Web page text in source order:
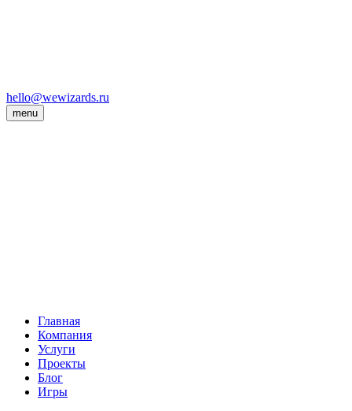
hello@wewizards.ru
menu
Главная
Компания
Услуги
Проекты
Блог
Игры